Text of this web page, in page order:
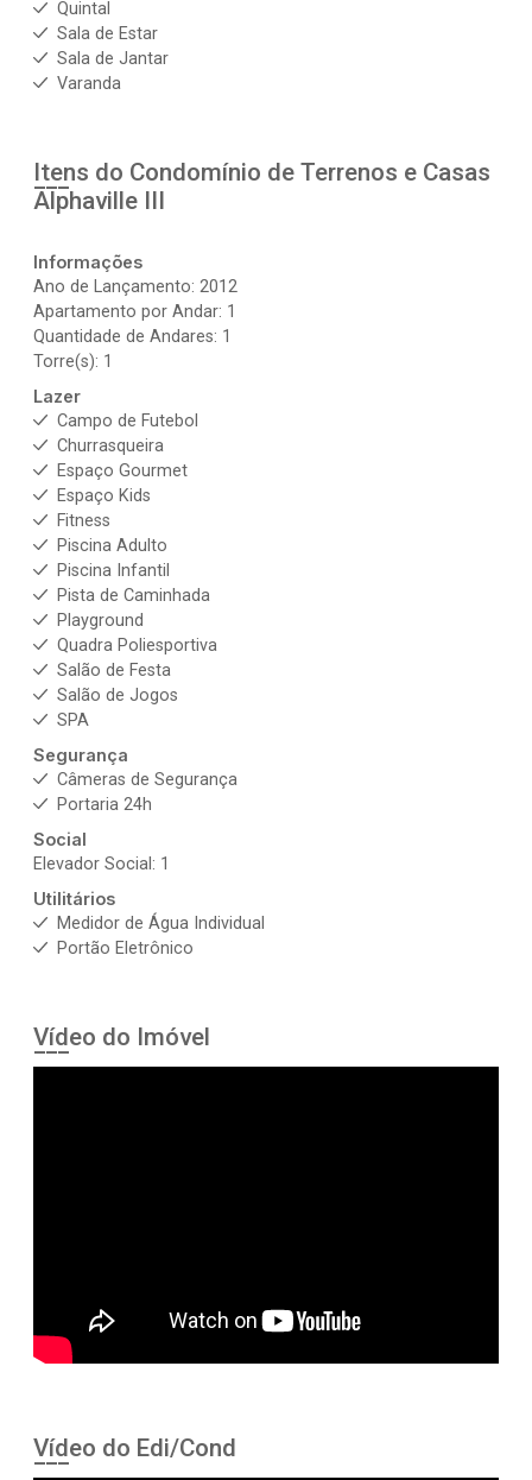
Quintal
Sala de Estar
Sala de Jantar
Varanda
Itens do Condomínio de Terrenos e Casas
Alphaville III
Informações
Ano de Lançamento: 2012
Apartamento por Andar: 1
Quantidade de Andares: 1
Torre(s): 1
Lazer
Campo de Futebol
Churrasqueira
Espaço Gourmet
Espaço Kids
Fitness
Piscina Adulto
Piscina Infantil
Pista de Caminhada
Playground
Quadra Poliesportiva
Salão de Festa
Salão de Jogos
SPA
Segurança
Câmeras de Segurança
Portaria 24h
Social
Elevador Social: 1
Utilitários
Medidor de Água Individual
Portão Eletrônico
Vídeo do Imóvel
Vídeo do Edi/Cond